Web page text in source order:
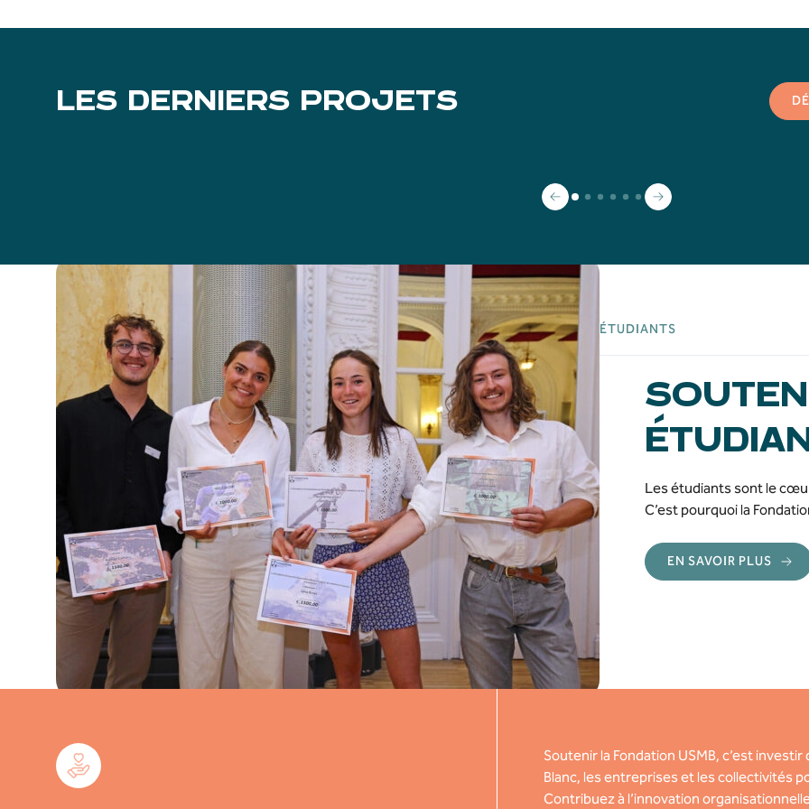
LES DERNIERS PROJETS
Étudier l’activité électrique gastrique
sur le cerveau
REAKTIV
Vers une rééducation personnalisée
pour optimiser la récupération des
blessures du genou.
ÉTUDIANTS
Les étudiants sont le
C’est pourquoi la
EN SAVOIR PLUS
Soutenir la Fondation USMB, c’est
Blanc, les entreprises et les collectivités
Contribuez à l’innovation